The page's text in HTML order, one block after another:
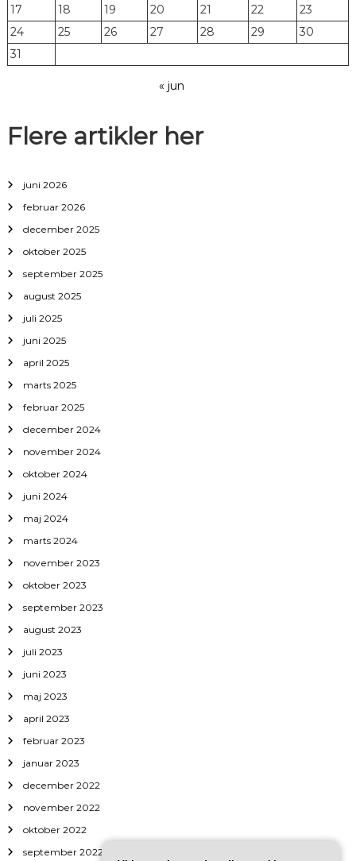
17
18 19 20 21 22
23
24
25 26 27 28 29
30
31
« jun
Flere artikler her
juni 2026
februar 2026
december 2025
oktober 2025
september 2025
august 2025
juli 2025
juni 2025
april 2025
marts 2025
februar 2025
december 2024
november 2024
oktober 2024
juni 2024
maj 2024
marts 2024
november 2023
oktober 2023
september 2023
august 2023
juli 2023
juni 2023
maj 2023
april 2023
februar 2023
januar 2023
december 2022
november 2022
oktober 2022
september 2022